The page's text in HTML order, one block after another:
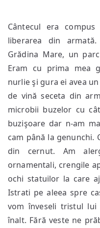
Cântecul era
liberarea din
Grădina Mare, un
Eram cu prima mea
nurlie şi gura ei avea
de vină seceta din
microbii buzelor cu
buzişoare dar n-am
cam până la genunchi.
din cernut. Am
ornamentali, crengile
ochi statuilor la care
Istrati pe aleea spre
vom înveseli tristul
înalt. Fără veste ne